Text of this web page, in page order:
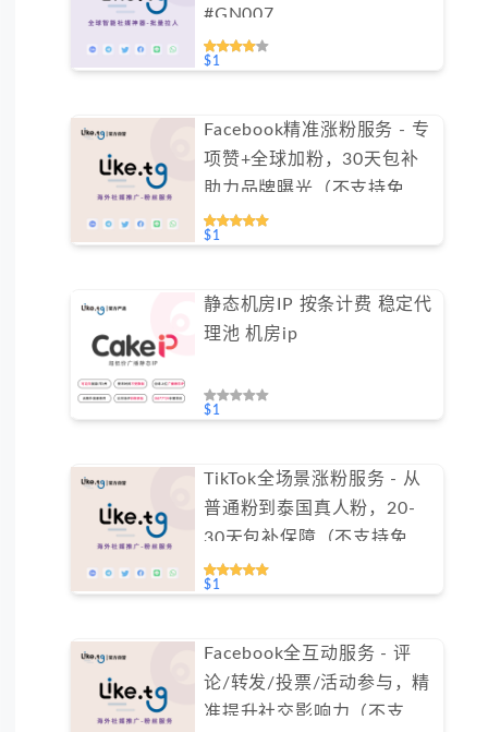
#GN007
$1
Facebook精准涨粉服务 - 专
项赞+全球加粉，30天包补
助力品牌曝光（不支持免费
测试）
$1
静态机房IP 按条计费 稳定代
理池 机房ip
$1
TikTok全场景涨粉服务 - 从
普通粉到泰国真人粉，20-
30天包补保障（不支持免费
测试）
$1
Facebook全互动服务 - 评
论/转发/投票/活动参与，精
准提升社交影响力（不支持